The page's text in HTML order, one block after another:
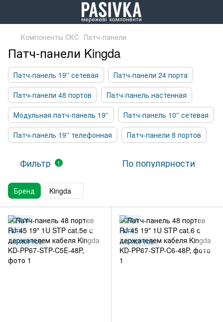
Компоненты СКС Патч-панели
Патч-панели Kingda
Патч-панель 19'' сетевая
Патч-панели 24 порта
Патч-панели 48 портов
Патч-панель настенная
Модульная патч-панель 19''
Патч-панель 10'' сетевая
Патч-панель 19'' телефонная
Патч-панели 8 портов
Фильтр 1 По популярности
Бренд Kingda
CAT.5E
FTP
48 ПОРТОВ
CAT.6
FTP
48 ПОРТОВ